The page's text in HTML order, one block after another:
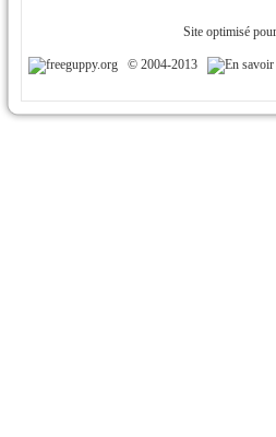
Site optimisé
© 2004-2013